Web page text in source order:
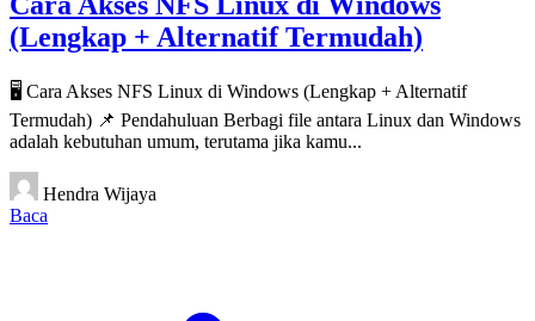
(Lengkap + Alternatif Termudah)
🖥️ Cara Akses NFS Linux di Windows (Lengkap + Alternatif
Termudah) 📌 Pendahuluan Berbagi file antara Linux dan Windows
adalah kebutuhan umum, terutama jika kamu...
Hendra Wijaya
Baca